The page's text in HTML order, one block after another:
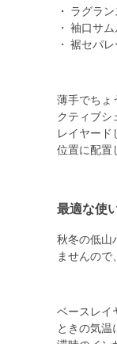
・ ラグラ
・ 袖口サ
・ 裾セパ
薄手でちょ
クティブシ
レイヤー
位置に配置
最適な使
秋冬の低山
ませんので
ベースレイ
ときの気